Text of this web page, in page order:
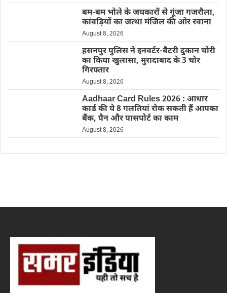
बम-बम भोले के जयकारों से गूंजा गजरौला,
कांवड़ियों का जत्था मंजिल की ओर रवाना
August 8, 2026
हसनपुर पुलिस ने इनवर्टर-बैटरी दुकान चोरी
का किया खुलासा, मुरादाबाद के 3 चोर
गिरफ्तार
August 8, 2026
Aadhaar Card Rules 2026 : आधार
कार्ड की ये 8 गलतियां रोक सकती हैं आपका
बैंक, पैन और पासपोर्ट का काम
August 8, 2026